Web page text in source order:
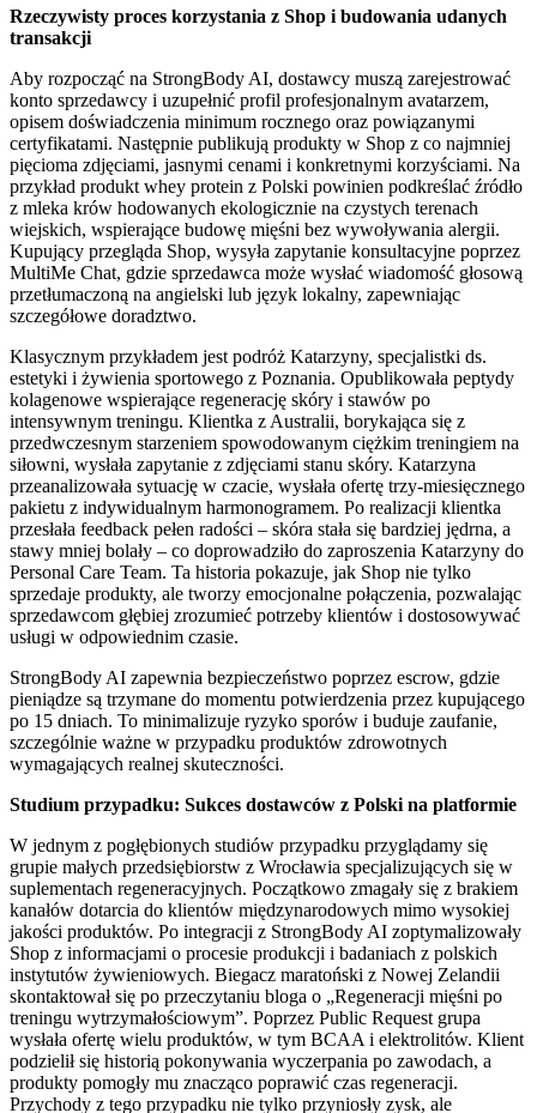
Rzeczywisty proces korzystania z Shop i budowania udanych
transakcji
Aby rozpocząć na StrongBody AI, dostawcy muszą zarejestrować
konto sprzedawcy i uzupełnić profil profesjonalnym avatarzem,
opisem doświadczenia minimum rocznego oraz powiązanymi
certyfikatami. Następnie publikują produkty w Shop z co najmniej
pięcioma zdjęciami, jasnymi cenami i konkretnymi korzyściami. Na
przykład produkt whey protein z Polski powinien podkreślać źródło
z mleka krów hodowanych ekologicznie na czystych terenach
wiejskich, wspierające budowę mięśni bez wywoływania alergii.
Kupujący przegląda Shop, wysyła zapytanie konsultacyjne poprzez
MultiMe Chat, gdzie sprzedawca może wysłać wiadomość głosową
przetłumaczoną na angielski lub język lokalny, zapewniając
szczegółowe doradztwo.
Klasycznym przykładem jest podróż Katarzyny, specjalistki ds.
estetyki i żywienia sportowego z Poznania. Opublikowała peptydy
kolagenowe wspierające regenerację skóry i stawów po
intensywnym treningu. Klientka z Australii, borykająca się z
przedwczesnym starzeniem spowodowanym ciężkim treningiem na
siłowni, wysłała zapytanie z zdjęciami stanu skóry. Katarzyna
przeanalizowała sytuację w czacie, wysłała ofertę trzy-miesięcznego
pakietu z indywidualnym harmonogramem. Po realizacji klientka
przesłała feedback pełen radości – skóra stała się bardziej jędrna, a
stawy mniej bolały – co doprowadziło do zaproszenia Katarzyny do
Personal Care Team. Ta historia pokazuje, jak Shop nie tylko
sprzedaje produkty, ale tworzy emocjonalne połączenia, pozwalając
sprzedawcom głębiej zrozumieć potrzeby klientów i dostosowywać
usługi w odpowiednim czasie.
StrongBody AI zapewnia bezpieczeństwo poprzez escrow, gdzie
pieniądze są trzymane do momentu potwierdzenia przez kupującego
po 15 dniach. To minimalizuje ryzyko sporów i buduje zaufanie,
szczególnie ważne w przypadku produktów zdrowotnych
wymagających realnej skuteczności.
Studium przypadku: Sukces dostawców z Polski na platformie
W jednym z pogłębionych studiów przypadku przyglądamy się
grupie małych przedsiębiorstw z Wrocławia specjalizujących się w
suplementach regeneracyjnych. Początkowo zmagały się z brakiem
kanałów dotarcia do klientów międzynarodowych mimo wysokiej
jakości produktów. Po integracji z StrongBody AI zoptymalizowały
Shop z informacjami o procesie produkcji i badaniach z polskich
instytutów żywieniowych. Biegacz maratoński z Nowej Zelandii
skontaktował się po przeczytaniu bloga o „Regeneracji mięśni po
treningu wytrzymałościowym”. Poprzez Public Request grupa
wysłała ofertę wielu produktów, w tym BCAA i elektrolitów. Klient
podzielił się historią pokonywania wyczerpania po zawodach, a
produkty pomogły mu znacząco poprawić czas regeneracji.
Przychody z tego przypadku nie tylko przyniosły zysk, ale